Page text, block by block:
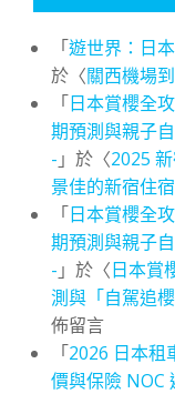
「遊世界：日
於〈關西機場
「日本賞櫻全
期預測與親子
- 」於〈2025
景佳的新宿住
「日本賞櫻全
期預測與親子
- 」於〈日本賞
測與「自駕追
佈留言
「2026 日本租
價與保險 NOC